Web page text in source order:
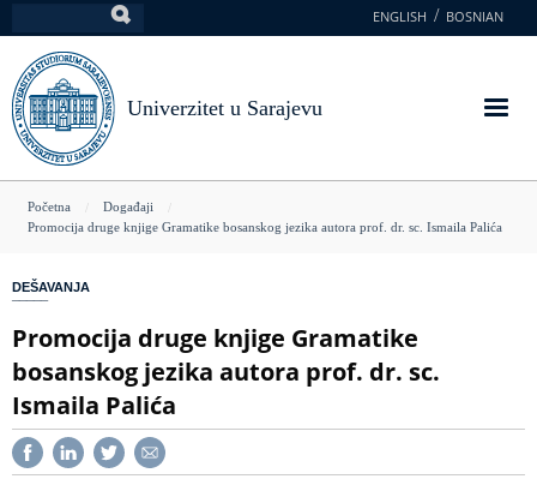
na
glavni
sadržaj
ENGLISH BOSNIAN
Univerzitet u Sarajevu
You
here
Početna
Događaji
Promocija druge knjige Gramatike bosanskog jezika autora prof. dr. sc. Ismaila Palića
DEŠAVANJA
Promocija druge knjige Gramatike
bosanskog jezika autora prof. dr. sc.
Ismaila Palića